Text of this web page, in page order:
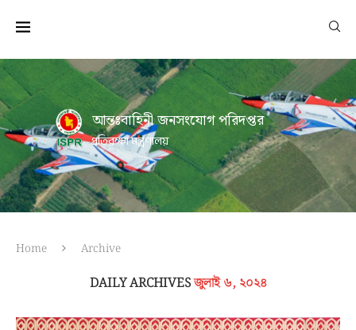
আন্তঃবাহিনী জনসংযোগ পরিদপ্তর
প্রতিরক্ষা মন্ত্রণালয়
Home Archive
DAILY ARCHIVESজুলাই ৬, ২০২৪